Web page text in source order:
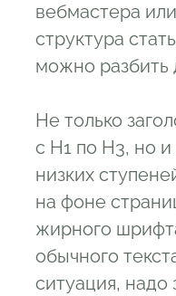
вебмастера
структура
можно разбить
Не только
с H1 по H3, но
низких
на фоне
жирного
обычного
ситуация, надо